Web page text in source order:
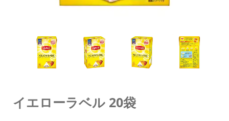
イエローラベル 20袋